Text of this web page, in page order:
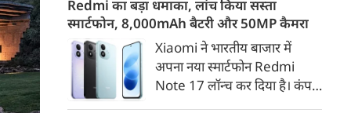
है और इसी पीढ़ी के जनादेश की
वजह से मौजूदा सरकार लंबे समय से
सत्ता में है।
जिसके चलते कई प्रमुख मार्गों पर
लंबा ट्रैफिक जाम लग गया। भारी
बारिश के कारण लोगों को अपने
गंतव्य तक पहुंचने में काफी परेशानी
का सामना करना पड़ा।
Redmi का बड़ा धमाका, लांच किया सस्ता
स्मार्टफोन, 8,000mAh बैटरी और 50MP कैमरा
Xiaomi ने भारतीय बाजार में
अपना नया स्मार्टफोन Redmi
Note 17 लॉन्च कर दिया है। कंपनी